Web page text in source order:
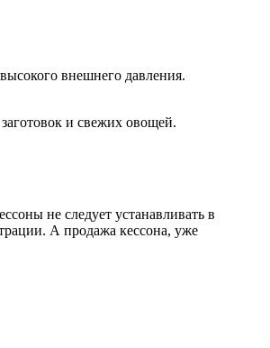
внешнего давления.
и свежих овощей.
не следует устанавливать в
А продажа кессона, уже